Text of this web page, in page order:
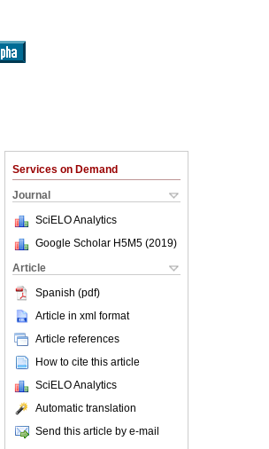
Services on Demand
Journal
SciELO Analytics
Google Scholar H5M5 (2019)
Article
Spanish (pdf)
Article in xml format
Article references
How to cite this article
SciELO Analytics
Automatic translation
Send this article by e-mail